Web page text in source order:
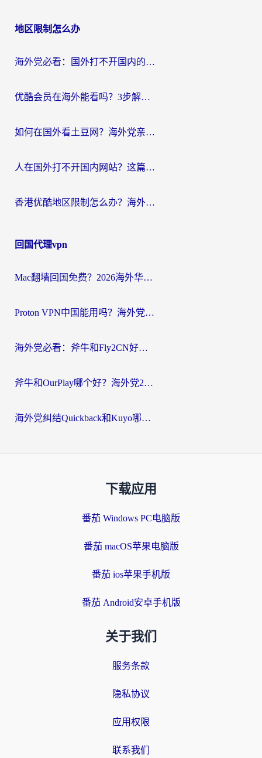
地区限制怎么办
海外党必看：国外打不开国内的app怎么办？3步解决你的乡愁
优酷会员在海外能看吗？3步解决海外追剧难题，附实测好用加速器推荐
如何在国外看土豆网？海外党亲测有效的追剧加速器选择指南
人在国外打不开国内网站？这篇攻略帮你无缝解锁国内资源（附交管12123使用技巧）
香港优酷地区限制怎么办？海外党亲测有效的追剧解决方案
回国代理vpn
Mac翻墙回国免费？2026海外华人亲测：从CCTV5直播到国内APP，这样选加速器才靠谱
Proton VPN中国能用吗？海外党选回国加速器的避坑指南（附番茄加速器实测）
海外党必看：斧牛和Fly2CN好用吗？3招教你选对回国加速器（附免费试用攻略）
斧牛和OurPlay哪个好？海外党2026亲测：选对加速器，国内资源秒加载
海外党纠结Quickback和Kuyo哪个好？选对回国加速器才能无缝刷国内资源
下载应用
番茄 Windows PC电脑版
番茄 macOS苹果电脑版
番茄 ios苹果手机版
番茄 Android安卓手机版
关于我们
服务条款
隐私协议
应用权限
联系我们